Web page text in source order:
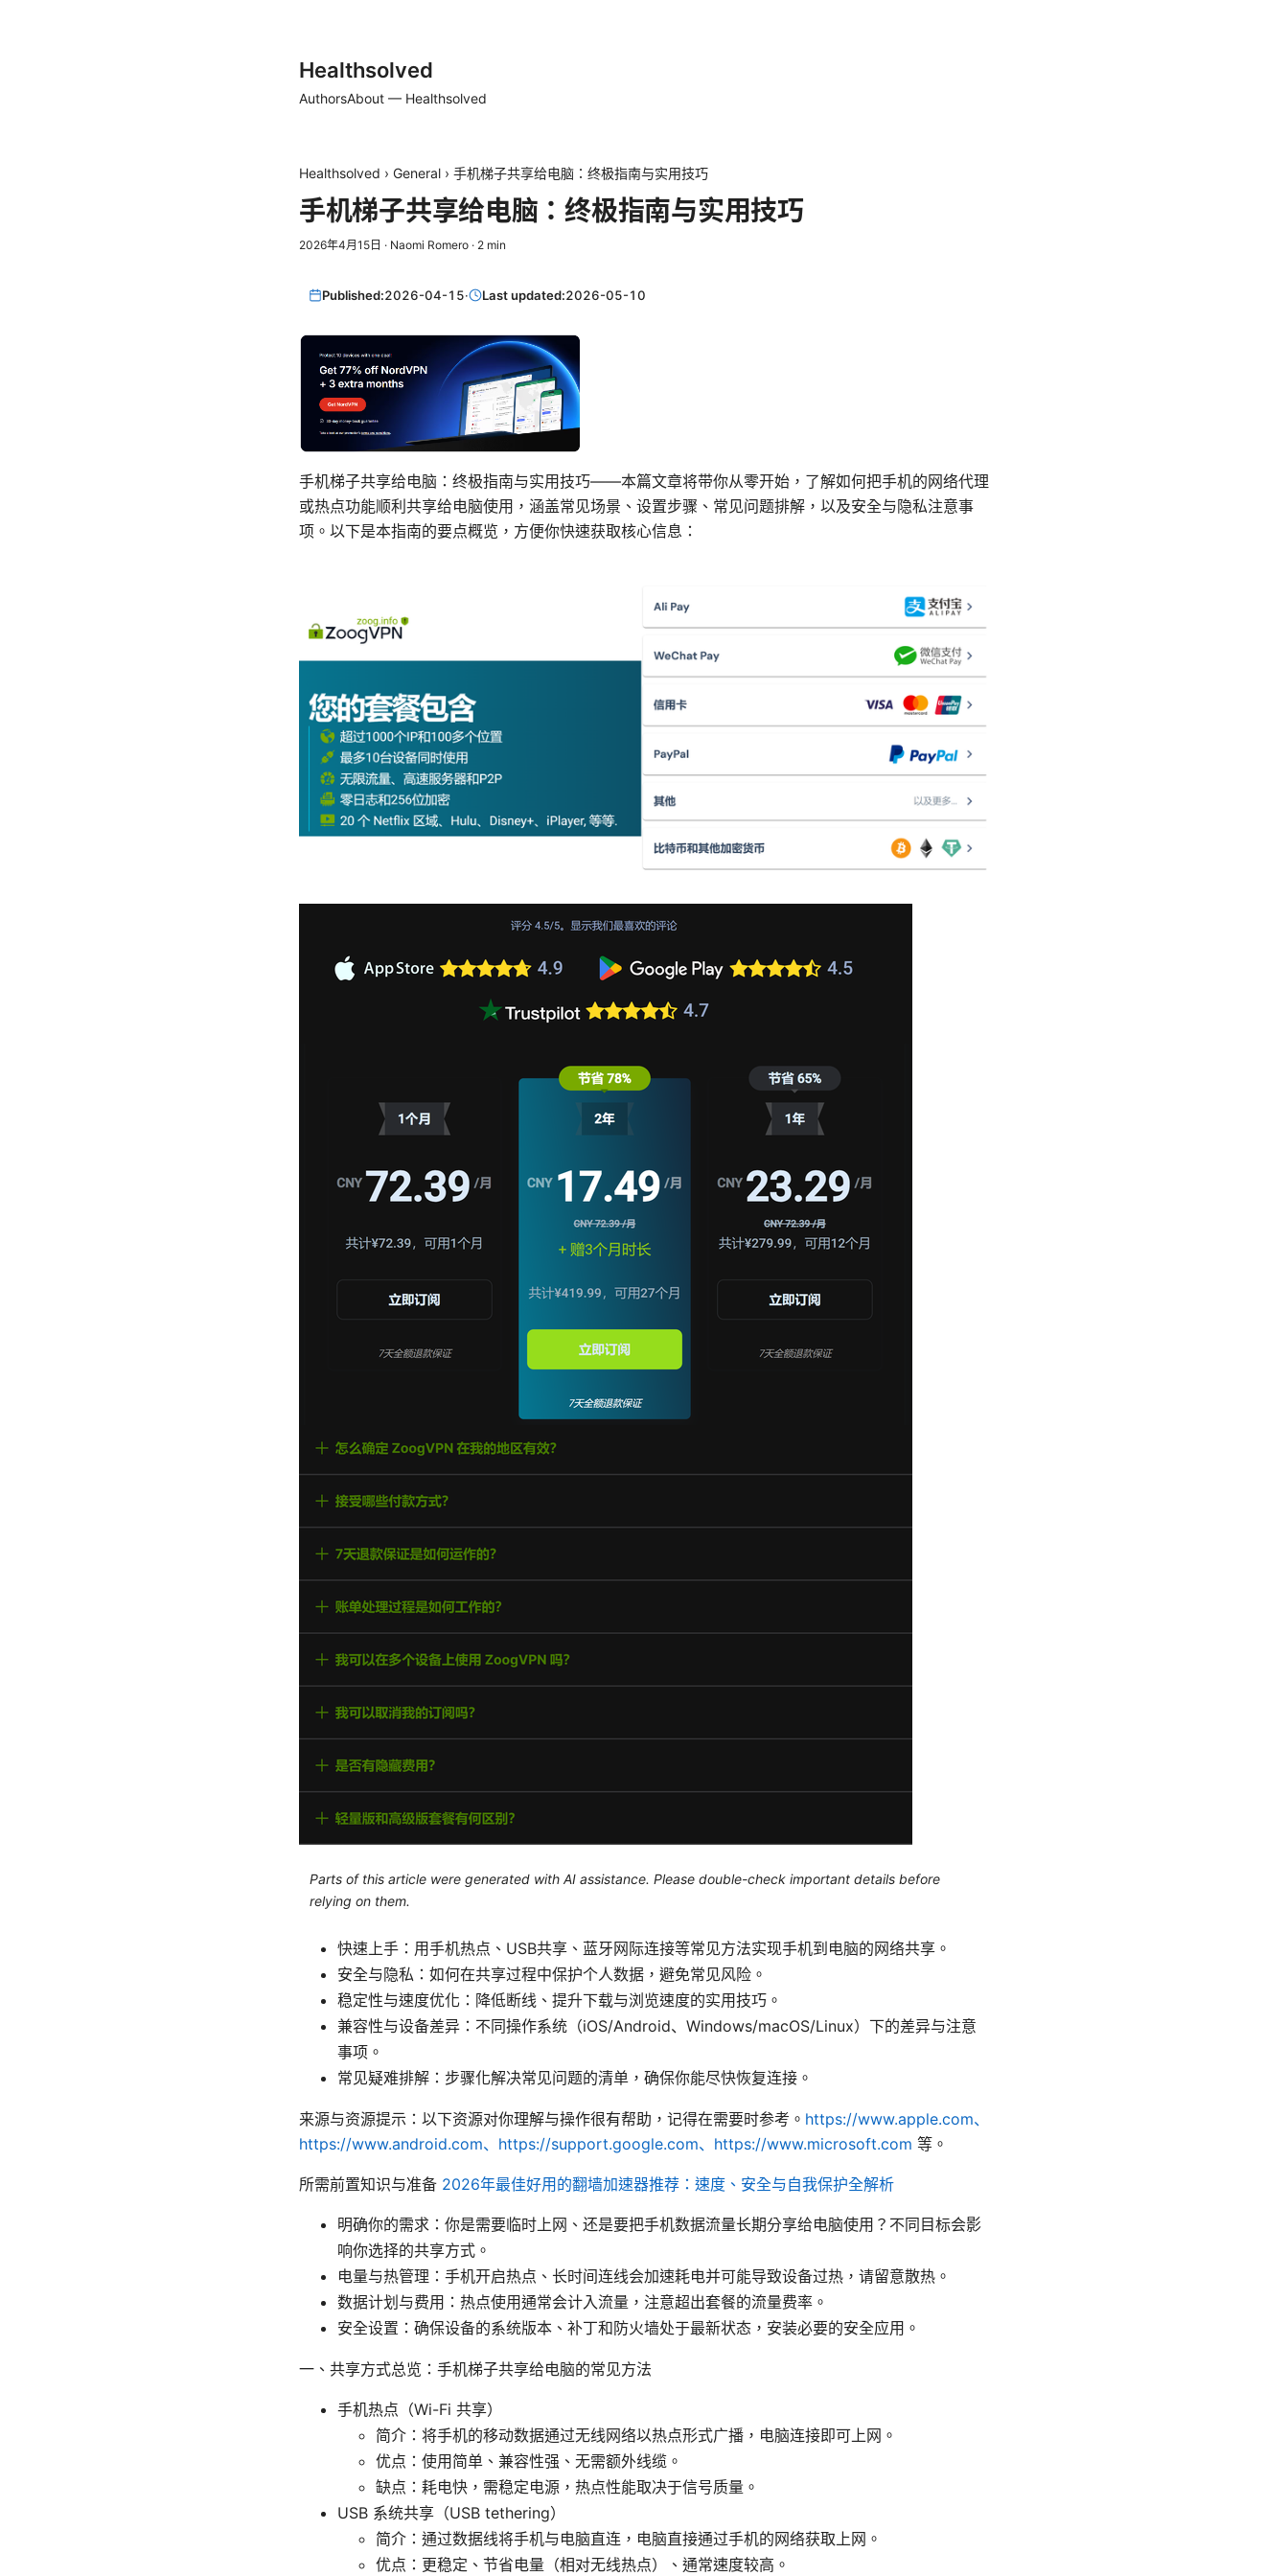
Healthsolved
AuthorsAbout — Healthsolved
Healthsolved › General › 手机梯子共享给电脑：终极指南与实用技巧
手机梯子共享给电脑：终极指南与实用技巧
2026年4月15日 · Naomi Romero · 2 min
Published:2026-04-15· Last updated:2026-05-10
手机梯子共享给电脑：终极指南与实用技巧——本篇文章将带你从零开始，了解如何把手机的网络代理
或热点功能顺利共享给电脑使用，涵盖常见场景、设置步骤、常见问题排解，以及安全与隐私注意事
项。以下是本指南的要点概览，方便你快速获取核心信息：
Parts of this article were generated with AI assistance. Please double-check important details before
relying on them.
快速上手：用手机热点、USB共享、蓝牙网际连接等常见方法实现手机到电脑的网络共享。
安全与隐私：如何在共享过程中保护个人数据，避免常见风险。
稳定性与速度优化：降低断线、提升下载与浏览速度的实用技巧。
兼容性与设备差异：不同操作系统（iOS/Android、Windows/macOS/Linux）下的差异与注意
事项。
常见疑难排解：步骤化解决常见问题的清单，确保你能尽快恢复连接。
来源与资源提示：以下资源对你理解与操作很有帮助，记得在需要时参考。 https://www.apple.com、
https://www.android.com、https://support.google.com、https://www.microsoft.com 等。
所需前置知识与准备 2026年最佳好用的翻墙加速器推荐：速度、安全与自我保护全解析
明确你的需求：你是需要临时上网、还是要把手机数据流量长期分享给电脑使用？不同目标会影
响你选择的共享方式。
电量与热管理：手机开启热点、长时间连线会加速耗电并可能导致设备过热，请留意散热。
数据计划与费用：热点使用通常会计入流量，注意超出套餐的流量费率。
安全设置：确保设备的系统版本、补丁和防火墙处于最新状态，安装必要的安全应用。
一、共享方式总览：手机梯子共享给电脑的常见方法
手机热点（Wi-Fi 共享）
简介：将手机的移动数据通过无线网络以热点形式广播，电脑连接即可上网。
优点：使用简单、兼容性强、无需额外线缆。
缺点：耗电快，需稳定电源，热点性能取决于信号质量。
USB 系统共享（USB tethering）
简介：通过数据线将手机与电脑直连，电脑直接通过手机的网络获取上网。
优点：更稳定、节省电量（相对无线热点）、通常速度较高。